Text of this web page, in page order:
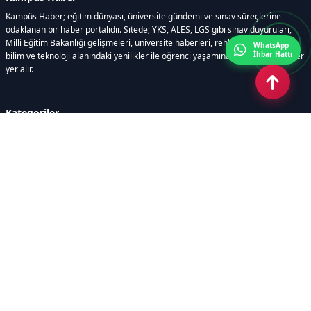
Kampüs Haber; eğitim dünyası, üniversite gündemi ve sınav süreçlerine
odaklanan bir haber portalıdır. Sitede; YKS, ALES, LGS gibi sınav duyuruları,
Milli Eğitim Bakanlığı gelişmeleri, üniversite haberleri, rehberlik içerikleri,
bilim ve teknoloji alanındaki yenilikler ile öğrenci yaşamına dair güncel bilgiler
yer alır.
Kategoriler
WhatsApp
İhbar Hattı